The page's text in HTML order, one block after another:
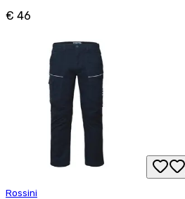
€ 46
Rossini